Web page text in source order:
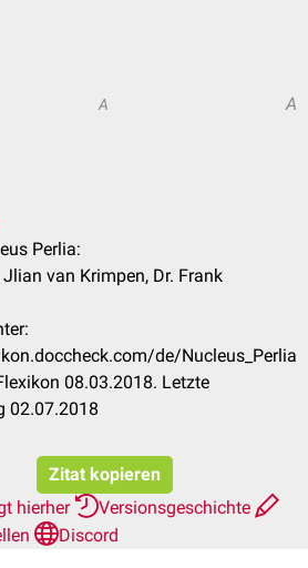
A A
Perlia:
van Krimpen, Dr. Frank
de/Nucleus_Perlia
08.03.2018. Letzte
02.07.2018
Zitat kopieren
hierher
Versionsgeschichte
Discord